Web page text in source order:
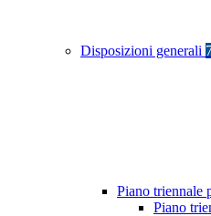
Disposizioni generali
Piano triennale
Piano